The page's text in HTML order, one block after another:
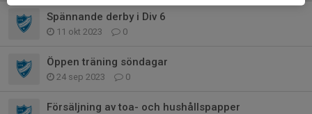
Spännande derby i Div 6
11 okt 2023 0
Öppen träning söndagar
24 sep 2023 0
Försäljning av toa- och hushållspapper